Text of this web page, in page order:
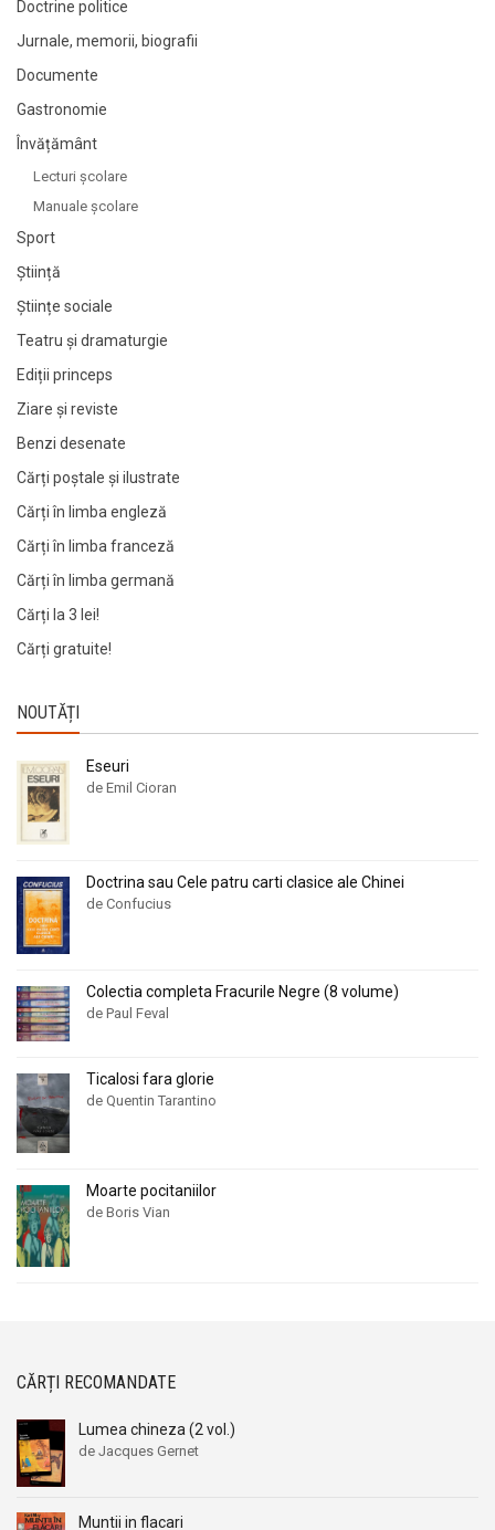
Doctrine politice
Jurnale, memorii, biografii
Documente
Gastronomie
Învățământ
Lecturi şcolare
Manuale şcolare
Sport
Știință
Științe sociale
Teatru și dramaturgie
Ediții princeps
Ziare şi reviste
Benzi desenate
Cărți poștale și ilustrate
Cărți în limba engleză
Cărți în limba franceză
Cărți în limba germană
Cărți la 3 lei!
Cărți gratuite!
NOUTĂȚI
Eseuri
de Emil Cioran
Doctrina sau Cele patru carti clasice ale Chinei
de Confucius
Colectia completa Fracurile Negre (8 volume)
de Paul Feval
Ticalosi fara glorie
de Quentin Tarantino
Moarte pocitaniilor
de Boris Vian
CĂRȚI RECOMANDATE
Lumea chineza (2 vol.)
de Jacques Gernet
Muntii in flacari